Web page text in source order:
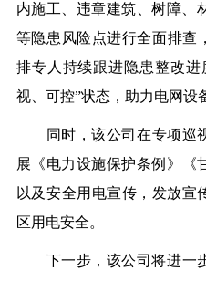
内施工、违章建筑、树障、
等隐患风险点进行全面排查
排专人持续跟进隐患整改进
视、可控”状态， 助力电网设
同时，该公司 在专项巡
展《电力设施保护条例》
以及安全用电宣传，发放宣
区用电安全。
下一步，该公司将进一